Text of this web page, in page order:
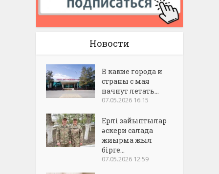
Новости
В какие города и
страны с мая
начнут летать...
07.05.2026 16:15
Ерлі зайыптылар
әскери салада
жиырма жыл
бірге...
07.05.2026 12:59